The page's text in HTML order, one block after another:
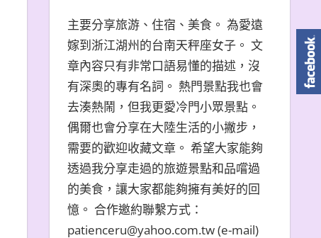
主要分享旅游、住宿、美食。 為愛遠
嫁到浙江湖州的台南天秤座女子。 文
章內容只有非常口語易懂的描述，沒
有深奧的專有名詞。 熱門景點我也會
去湊熱鬧，但我更愛冷門小眾景點。
偶爾也會分享在大陸生活的小撇步，
需要的歡迎收藏文章。 希望大家能夠
透過我分享走過的旅遊景點和品嚐過
的美食，讓大家都能夠擁有美好的回
憶。 合作邀約聯繫方式：
patienceru@yahoo.com.tw (e-mail)